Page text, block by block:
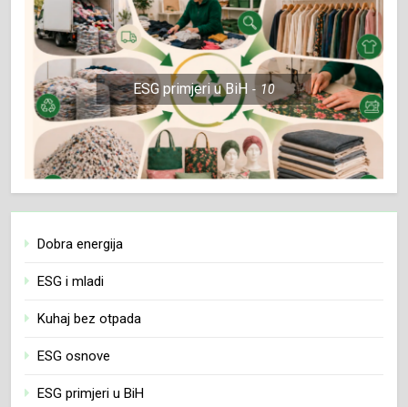
ESG primjeri u BiH 10
Dobra energija
ESG i mladi
Kuhaj bez otpada
ESG osnove
ESG primjeri u BiH